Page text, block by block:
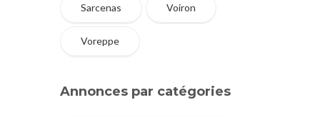
Sarcenas Voiron
Voreppe
Annonces par catégories